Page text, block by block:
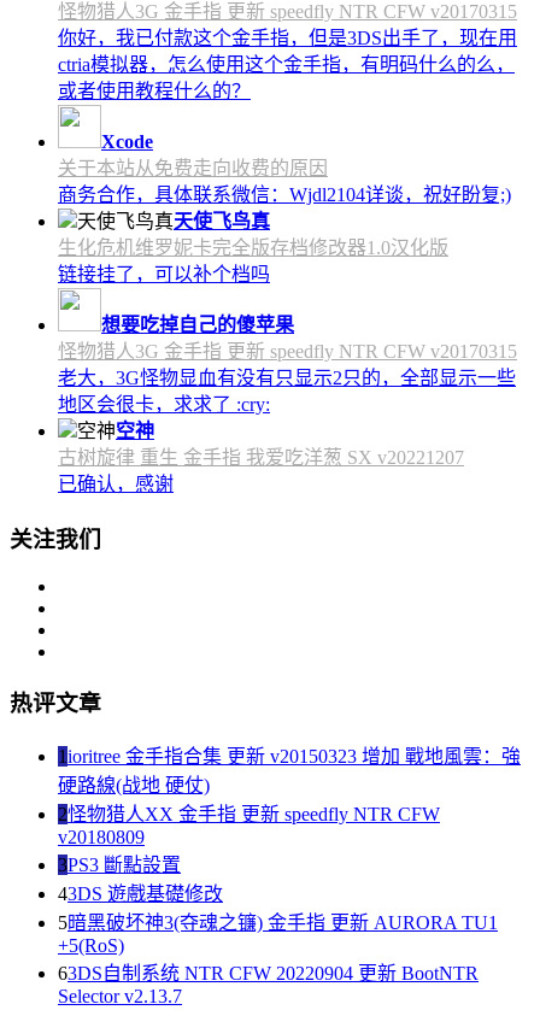
怪物猎人3G 金手指 更新 speedfly NTR CFW v20170315
你好，我已付款这个金手指，但是3DS出手了，现在用
ctria模拟器，怎么使用这个金手指，有明码什么的么，
或者使用教程什么的？
Xcode
关于本站从免费走向收费的原因
商务合作，具体联系微信：Wjdl2104详谈，祝好盼复;)
天使飞鸟真
生化危机维罗妮卡完全版存档修改器1.0汉化版
链接挂了，可以补个档吗
想要吃掉自己的傻苹果
怪物猎人3G 金手指 更新 speedfly NTR CFW v20170315
老大，3G怪物显血有没有只显示2只的，全部显示一些
地区会很卡，求求了 :cry:
空神
古树旋律 重生 金手指 我爱吃洋葱 SX v20221207
已确认，感谢
关注我们
热评文章
1ioritree 金手指合集 更新 v20150323 增加 戰地風雲：強
硬路線(战地 硬仗)
2怪物猎人XX 金手指 更新 speedfly NTR CFW
v20180809
3PS3 斷點設置
43DS 遊戲基礎修改
5暗黑破坏神3(夺魂之镰) 金手指 更新 AURORA TU1
+5(RoS)
63DS自制系统 NTR CFW 20220904 更新 BootNTR
Selector v2.13.7